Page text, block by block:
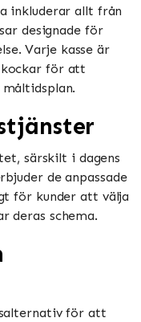
inkluderar allt från
designade för
Varje kasse är
kockar för att
särskilt i dagens
de anpassade
för kunder att välja
deras schema.
för att